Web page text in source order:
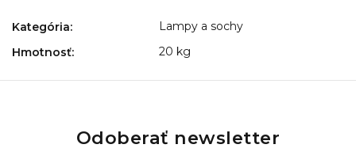
Kategória:
Lampy a sochy
Hmotnosť: 20 kg
Odoberať newsletter